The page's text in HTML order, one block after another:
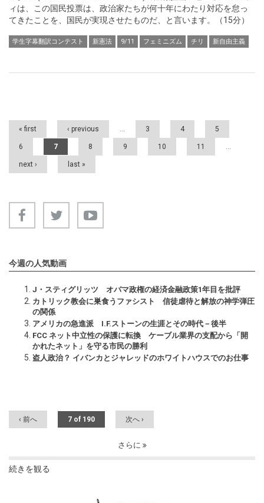
ィは、この国民投票は、政治家たちが何十年にわたり対応を怠っ
てきたことを、国民が実現させたものだ、と言います。（15分）
学生字幕翻訳コンテスト 新憲法 9/11 フェミニズム チリ 新自由主義
Pages
« first ‹ previous … 3 4 5
6 7 8 9 10 11 …
next › last »
今週の人気動画
J・スティグリッツ オバマ政権の経済金融政策1年目を批評
カトリック教会に巣食うファシスト 信徒虐待と解放の神学弾圧
の関係
アメリカの急進派 I.F.ストーンの生涯とその時代－後半
FCC ネット中立性の保護に転換 ケーブル業界の支配から「開
かれたネット」を守る市民の勝利
盗人政治？ イバンカとジャレッドのホワイトハウスでのお仕事
‹ 前へ 7 of 190 次へ ›
さらに
続きを観る